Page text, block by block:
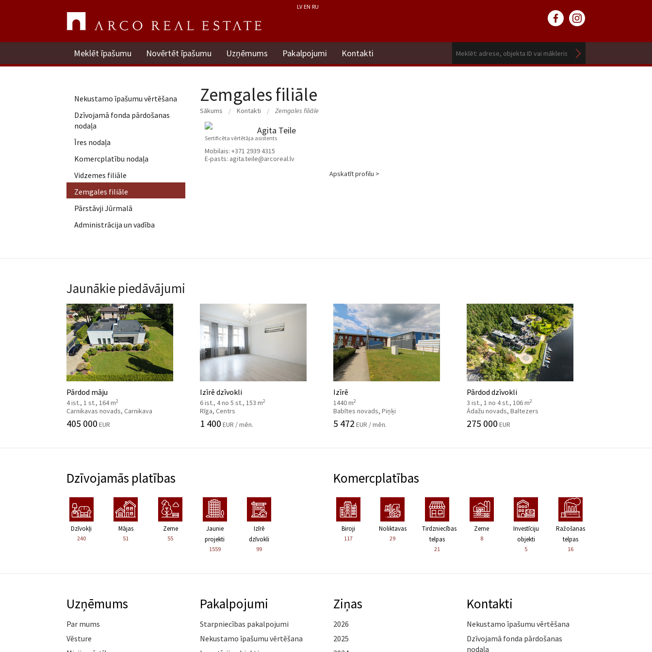
LV EN RU
Meklēt īpašumu Novērtēt īpašumu Uzņēmums Pakalpojumi Kontakti
Nekustamo īpašumu vērtēšana
Dzīvojamā fonda pārdošanas
nodaļa
Īres nodaļa
Komercplatību nodaļa
Vidzemes filiāle
Zemgales filiāle
Pārstāvji Jūrmalā
Administrācija un vadība
Zemgales filiāle
Sākums Kontakti Zemgales filiāle
Agita Teile
Sertificēta vērtētāja asistents
Mobilais: +371 2939 4315
E-pasts: agita.teile@arcoreal.lv
Apskatīt profilu >
Jaunākie piedāvājumi
Pārdod māju
4 ist., 1 st., 164 m2
Carnikavas novads, Carnikava
405 000 EUR
Izīrē dzīvokli
6 ist., 4 no 5 st., 153 m2
Rīga, Centrs
1 400 EUR / mēn.
Izīrē
1440 m2
Babītes novads, Piņķi
5 472 EUR / mēn.
Pārdod dzīvokli
3 ist., 1 no 4 st., 106 m2
Ādažu novads, Baltezers
275 000 EUR
Dzīvojamās platības
Dzīvokļi
240
Mājas
51
Zeme
55
Jaunie
projekti
1559
Izīrē
dzīvokli
99
Komercplatības
Biroji
117
Noliktavas
29
Tirdzniecības
telpas
21
Zeme
8
Investīciju
objekti
5
Ražošanas
telpas
16
Uzņēmums
Par mums
Vēsture
Pakalpojumi
Starpniecības pakalpojumi
Nekustamo īpašumu vērtēšana
Ziņas
2026
2025
Kontakti
Nekustamo īpašumu vērtēšana
Dzīvojamā fonda pārdošanas
nodaļa